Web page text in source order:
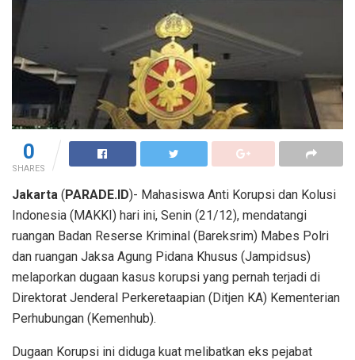
0
SHARES
Jakarta (PARADE.ID)- Mahasiswa Anti Korupsi dan Kolusi
Indonesia (MAKKI) hari ini, Senin (21/12), mendatangi
ruangan Badan Reserse Kriminal (Bareksrim) Mabes Polri
dan ruangan Jaksa Agung Pidana Khusus (Jampidsus)
melaporkan dugaan kasus korupsi yang pernah terjadi di
Direktorat Jenderal Perkeretaapian (Ditjen KA) Kementerian
Perhubungan (Kemenhub).
Dugaan Korupsi ini diduga kuat melibatkan eks pejabat